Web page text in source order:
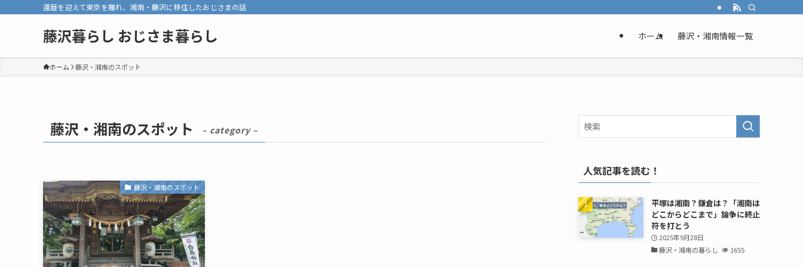
還暦を迎えて東京を離れ、湘南・藤沢に移住したおじさまの話
藤沢暮らし おじさま暮らし ホーム 藤沢・湘南情報一覧
ホーム 藤沢・湘南のスポット
藤沢・湘南のスポット – category –
藤沢・湘南のスポット
人気記事を読む！
平塚は湘南？鎌倉は？「湘南は
どこからどこまで」論争に終止
符を打とう
2025年9月28日
藤沢・湘南の暮らし
1655